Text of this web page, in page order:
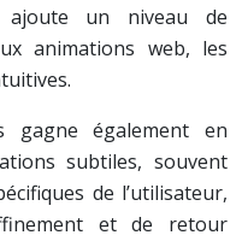
ajoute un niveau de
animations web, les
gagne également en
subtiles, souvent
de l’utilisateur,
et de retour